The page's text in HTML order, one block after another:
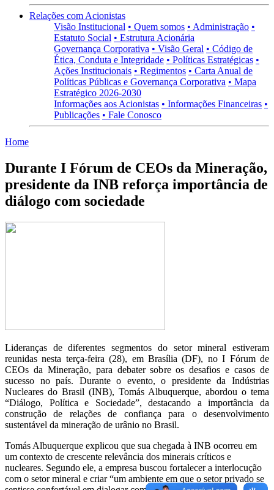
Relações com Acionistas
Visão Institucional • Quem somos • Administração •
Estatuto Social • Estrutura Acionária
Governança Corporativa • Visão Geral • Código de
Ética, Conduta e Integridade • Políticas Estratégicas •
Ações Institucionais • Regimentos • Carta Anual de
Políticas Públicas e Governança Corporativa • Mapa
Estratégico 2026-2030
Informações aos Acionistas • Informações Financeiras •
Publicações • Fale Conosco
Home
Durante I Fórum de CEOs da Mineração,
presidente da INB reforça importância de
diálogo com sociedade
Lideranças de diferentes segmentos do setor mineral estiveram
reunidas nesta terça-feira (28), em Brasília (DF), no I Fórum de
CEOs da Mineração, para debater sobre os desafios e casos de
sucesso no país. Durante o evento, o presidente da Indústrias
Nucleares do Brasil (INB), Tomás Albuquerque, abordou o tema
“Diálogo, Política e Sociedade”, destacando a importância da
construção de relações de confiança para o desenvolvimento
sustentável da mineração de urânio no Brasil.
Tomás Albuquerque explicou que sua chegada à INB ocorreu em
um contexto de crescente relevância dos minerais críticos e
nucleares. Segundo ele, a empresa buscou fortalecer a interlocução
com o setor mineral e criar “um ambiente em que o setor privado se